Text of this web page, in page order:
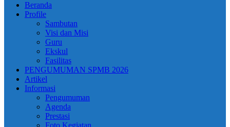
Beranda
Profile
Sambutan
Visi dan Misi
Guru
Ekskul
Fasilitas
PENGUMUMAN SPMB 2026
Artikel
Informasi
Pengumuman
Agenda
Prestasi
Foto Kegiatan